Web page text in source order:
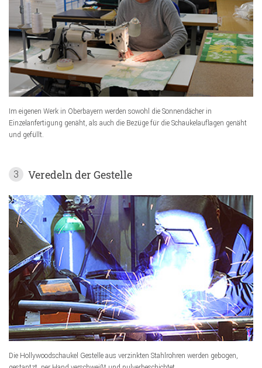
Im eigenen Werk in Oberbayern werden sowohl die Sonnendächer in
Einzelanfertigung genäht, als auch die Bezüge für die Schaukelauflagen genäht
und gefüllt.
3 Veredeln der Gestelle
Die Hollywoodschaukel Gestelle aus verzinkten Stahlrohren werden gebogen,